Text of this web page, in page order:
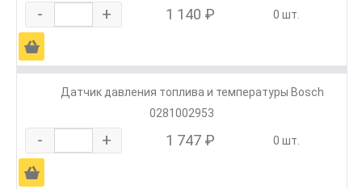
- + 1 140 ₽ 0 шт.
Ä
Датчик давления топлива и температуры Bosch
0281002953
- + 1 747 ₽ 0 шт.
Ä